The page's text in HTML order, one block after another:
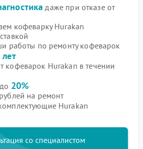
даже при отказе от
кофеварку Hurakan
работы по ремонту кофеварок
кофеварок Hurakan в течении
20%
на ремонт
Hurakan
со специалистом